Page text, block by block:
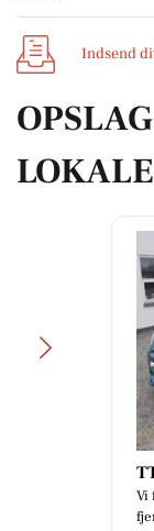
Indsend
Vi